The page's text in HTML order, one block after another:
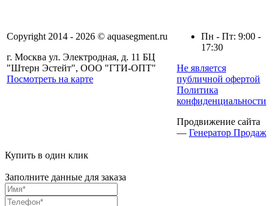
Copyright 2014 - 2026 © aquasegment.ru
г. Москва ул. Электродная, д. 11 БЦ
"Штерн Эстейт", ООО "ГТИ-ОПТ"
Посмотреть на карте
Пн - Пт: 9:00 -
17:30
Не является
публичной офертой
Политика
конфиденциальности
Продвижение сайта
— Генератор Продаж
Купить в один клик
Заполните данные для заказа